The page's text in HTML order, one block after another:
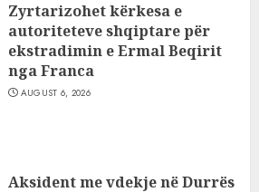
Zyrtarizohet kërkesa e
autoriteteve shqiptare për
ekstradimin e Ermal Beqirit
nga Franca
AUGUST 6, 2026
Aksident me vdekje në Durrës